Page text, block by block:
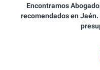
Encontramos
recomendados en